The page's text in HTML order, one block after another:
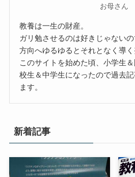
お母さん
教養は一生の財産。
ガリ勉させるのは好きじゃない
方向へゆるゆるとそれとなく導く
このサイトを始めた頃、小学生
校生＆中学生になったので過去
ます。
新着記事